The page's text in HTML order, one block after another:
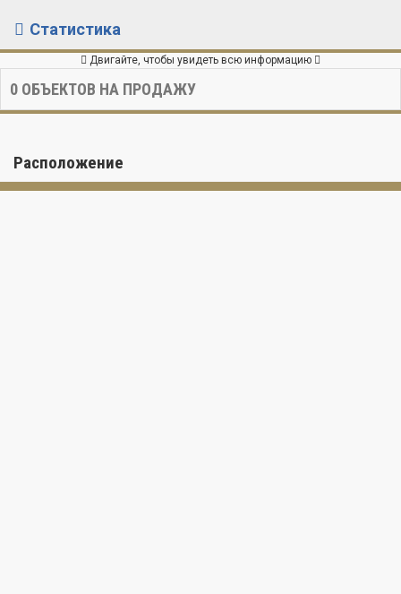
Статистика
Двигайте, чтобы увидеть всю информацию
0 ОБЪЕКТОВ НА ПРОДАЖУ
Расположение